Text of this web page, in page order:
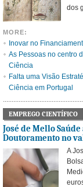
dos
MORE:
Inovar no
As Pessoas no centro
Ciência
Falta uma Visão
Ciência em Portugal
EMPREGO CIENTÍFICO
José de Mello
Doutoramento no
A